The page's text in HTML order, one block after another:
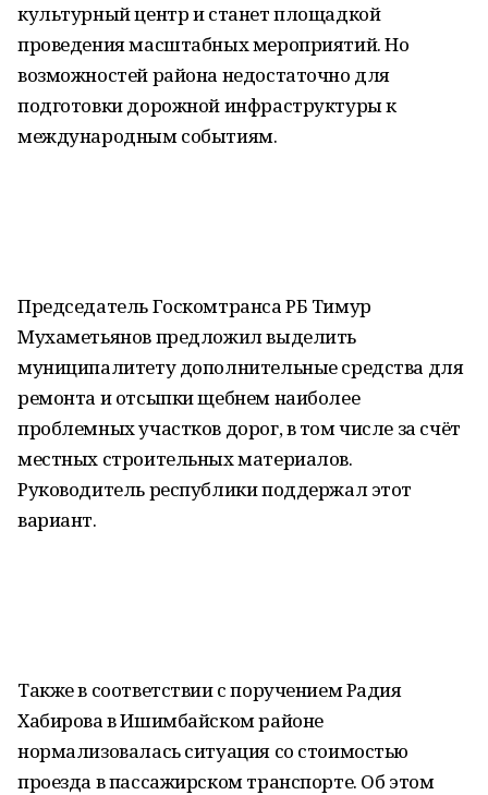
культурный центр и станет площадкой
проведения масштабных мероприятий. Но
возможностей района недостаточно для
подготовки дорожной инфраструктуры к
международным событиям.
Председатель Госкомтранса РБ Тимур
Мухаметьянов предложил выделить
муниципалитету дополнительные средства для
ремонта и отсыпки щебнем наиболее
проблемных участков дорог, в том числе за счёт
местных строительных материалов.
Руководитель республики поддержал этот
вариант.
Также в соответствии с поручением Радия
Хабирова в Ишимбайском районе
нормализовалась ситуация со стоимостью
проезда в пассажирском транспорте. Об этом